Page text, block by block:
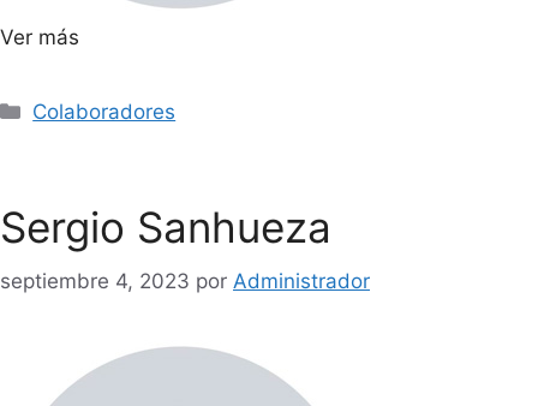
Ver más
Colaboradores
Sergio Sanhueza
septiembre 4, 2023 por Administrador